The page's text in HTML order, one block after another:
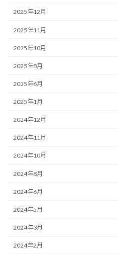
2025年12月
2025年11月
2025年10月
2025年8月
2025年6月
2025年1月
2024年12月
2024年11月
2024年10月
2024年8月
2024年6月
2024年5月
2024年3月
2024年2月